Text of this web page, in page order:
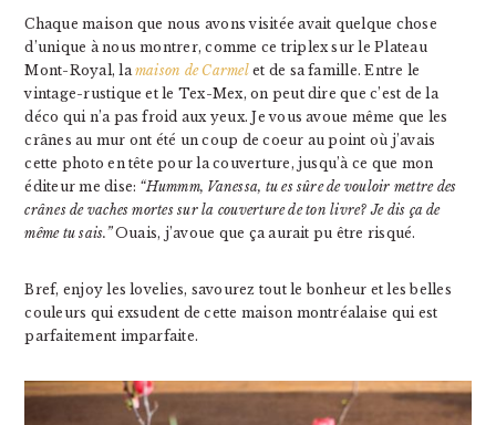
Chaque maison que nous avons visitée avait quelque chose
d’unique à nous montrer, comme ce triplex sur le Plateau
Mont-Royal, lamaison de Carmelet de sa famille. Entre le
vintage-rustique et le Tex-Mex, on peut dire que c’est de la
déco qui n’a pas froid aux yeux. Je vous avoue même que les
crânes au mur ont été un coup de coeur au point où j’avais
cette photo en tête pour la couverture, jusqu’à ce que mon
éditeur me dise: “Hummm, Vanessa, tu es sûre de vouloir mettre des
crânes de vaches mortes sur la couverture de ton livre? Je dis ça de
même tu sais.”Ouais, j’avoue que ça aurait pu être risqué.
Bref, enjoy les lovelies, savourez tout le bonheur et les belles
couleurs qui exsudent de cette maison montréalaise qui est
parfaitement imparfaite.